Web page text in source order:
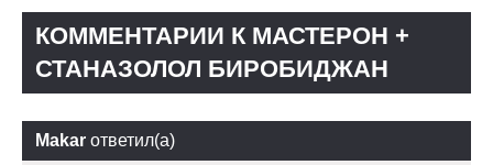
КОММЕНТАРИИ К МАСТЕРОН +
СТАНАЗОЛОЛ БИРОБИДЖАН
Makar ответил(а)